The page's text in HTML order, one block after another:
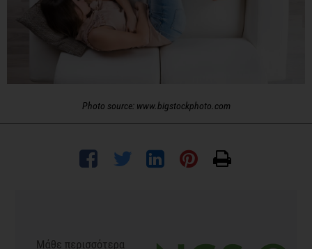
Photo source: www.bigstockphoto.com